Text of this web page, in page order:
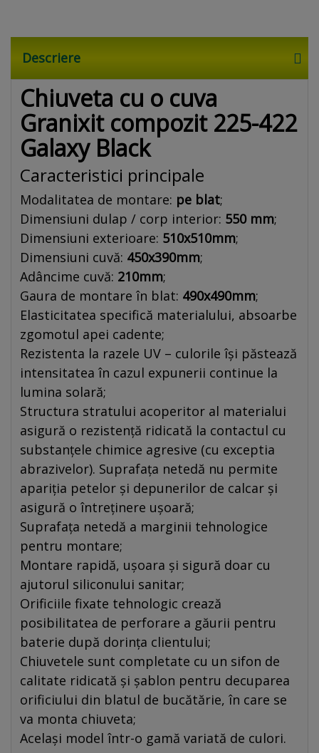
Descriere
Chiuveta cu o cuva
Granixit compozit 225-422
Galaxy Black
Caracteristici principale
Modalitatea de montare: pe blat;
Dimensiuni dulap / corp interior: 550 mm;
Dimensiuni exterioare: 510x510mm;
Dimensiuni cuvă: 450x390mm;
Adâncime cuvă: 210mm;
Gaura de montare în blat: 490x490mm;
Elasticitatea specifică materialului, absoarbe
zgomotul apei cadente;
Rezistenta la razele UV – culorile își păstează
intensitatea în cazul expunerii continue la
lumina solară;
Structura stratului acoperitor al materialui
asigură o rezistență ridicată la contactul cu
substanțele chimice agresive (cu exceptia
abrazivelor). Suprafața netedă nu permite
apariția petelor și depunerilor de calcar și
asigură o întreținere ușoară;
Suprafața netedă a marginii tehnologice
pentru montare;
Montare rapidă, ușoara și sigură doar cu
ajutorul siliconului sanitar;
Orificiile fixate tehnologic crează
posibilitatea de perforare a găurii pentru
baterie după dorința clientului;
Chiuvetele sunt completate cu un sifon de
calitate ridicată și șablon pentru decuparea
orificiului din blatul de bucătărie, în care se
va monta chiuveta;
Același model într-o gamă variată de culori.